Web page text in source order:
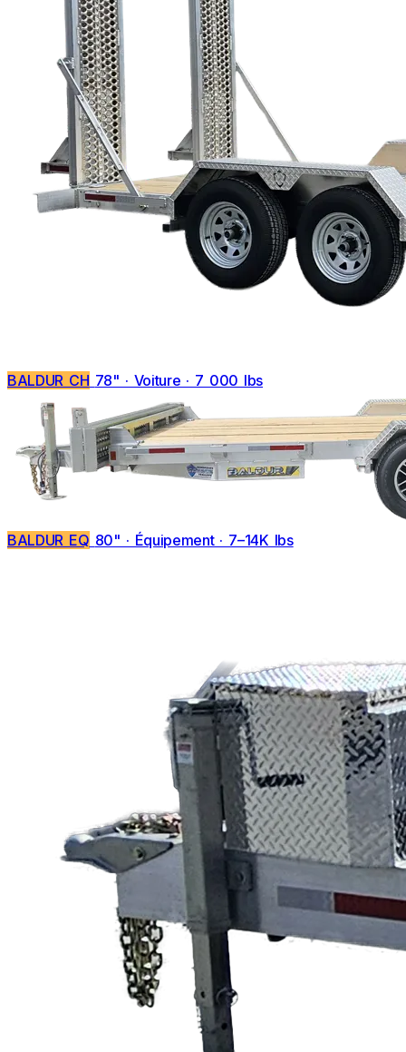
BALDUR CH 78" · Voiture · 7 000 lbs
BALDUR EQ 80" · Équipement · 7–14K lbs